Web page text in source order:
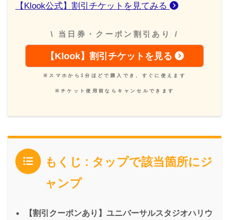
【Klook公式】割引チケットを見てみる
\ 当日券・クーポン割引あり /
【Klook】割引チケットを見る
※スマホから1分ほどで購入でき、すぐに使えます
※チケット使用前ならキャンセルできます
もくじ : タップで該当箇所にジ
ャンプ
【割引クーポンあり】ユニバーサルスタジオハリウ